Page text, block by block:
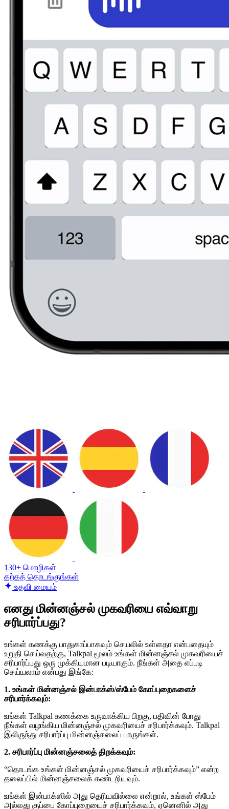
130+ மொழிகள்
கற்கத் தொடங்குங்கள்
உதவி மையம்
எனது மின்னஞ்சல் முகவரியை எவ்வாறு
சரிபார்ப்பது?
உங்கள் கணக்கு பாதுகாப்பாகவும் செயலில் உள்ளதா என்பதையும்
உறுதி செய்வதற்கு, Talkpal மூலம் உங்கள் மின்னஞ்சல் முகவரியைச்
சரிபார்ப்பது ஒரு முக்கியமான படியாகும். நீங்கள் அதை எப்படி
செய்யலாம் என்பது இங்கே:
1. உங்கள் மின்னஞ்சல் இன்பாக்ஸ்/ஸ்பேம் கோப்புறைகளைச்
சரிபார்க்கவும்:
உங்கள் Talkpal கணக்கை உருவாக்கிய பிறகு, பதிவின் போது
நீங்கள் வழங்கிய மின்னஞ்சல் முகவரியைச் சரிபார்க்கவும். Talkpal
இலிருந்து சரிபார்ப்பு மின்னஞ்சலைப் பாருங்கள்.
2. சரிபார்ப்பு மின்னஞ்சலைத் திறக்கவும்:
“தொடங்க உங்கள் மின்னஞ்சல் முகவரியைச் சரிபார்க்கவும்” என்ற
தலைப்பில் மின்னஞ்சலைக் கண்டறியவும்.
உங்கள் இன்பாக்ஸில் அது தெரியவில்லை என்றால், உங்கள் ஸ்பேம்
அல்லது குப்பை கோப்புறையைச் சரிபார்க்கவும், ஏனெனில் அது